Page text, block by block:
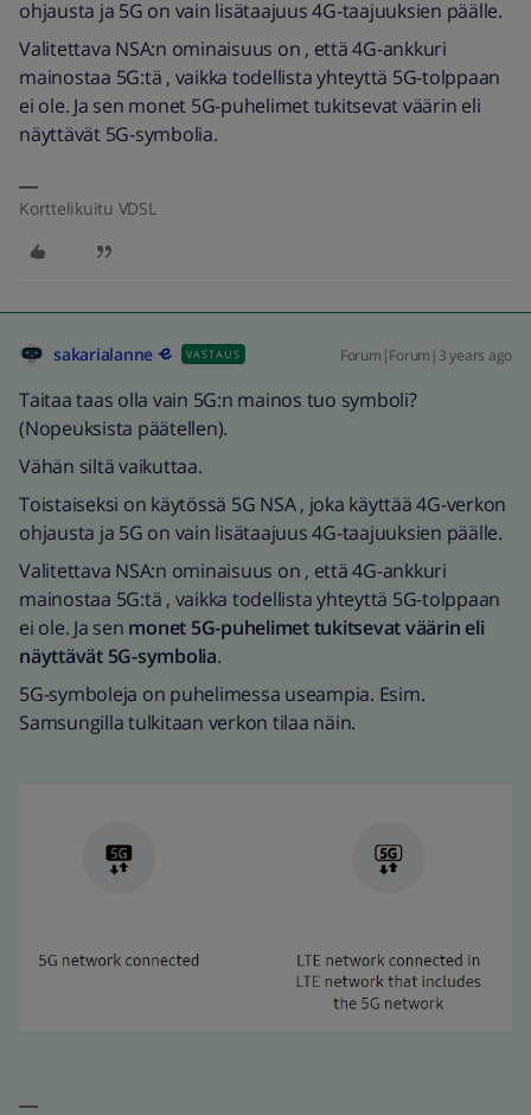
ohjausta ja 5G on vain lisätaajuus 4G-taajuuksien päälle.
Valitettava NSA:n ominaisuus on , että 4G-ankkuri
mainostaa 5G:tä , vaikka todellista yhteyttä 5G-tolppaan
ei ole. Ja sen monet 5G-puhelimet tukitsevat väärin eli
näyttävät 5G-symbolia.
Korttelikuitu VDSL
sakarialanne VASTAUS Forum|Forum|3 years ago
Taitaa taas olla vain 5G:n mainos tuo symboli?
(Nopeuksista päätellen).
Vähän siltä vaikuttaa.
Toistaiseksi on käytössä 5G NSA , joka käyttää 4G-verkon
ohjausta ja 5G on vain lisätaajuus 4G-taajuuksien päälle.
Valitettava NSA:n ominaisuus on , että 4G-ankkuri
mainostaa 5G:tä , vaikka todellista yhteyttä 5G-tolppaan
ei ole. Ja sen monet 5G-puhelimet tukitsevat väärin eli
näyttävät 5G-symbolia.
5G-symboleja on puhelimessa useampia. Esim.
Samsungilla tulkitaan verkon tilaa näin.